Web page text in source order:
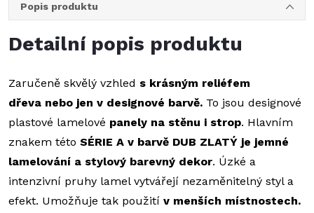
Popis produktu
Detailní popis produktu
Zaručeně skvělý vzhled s krásným reliéfem
dřeva nebo jen v designové barvě. To jsou designové
plastové lamelové panely na stěnu i strop. Hlavním
znakem této SÉRIE A v barvě DUB ZLATÝ je jemné
lamelování a stylový barevný dekor. Úzké a
intenzivní pruhy lamel vytvářejí nezaměnitelný styl a
efekt. Umožňuje tak použití v menších místnostech.